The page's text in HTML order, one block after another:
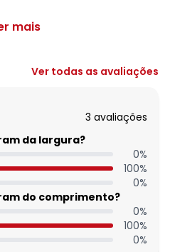
Bege em Sintético
ultraconfort - Strass
mais
Ver todas as avaliações
3 avaliações
da largura?
0%
100%
0%
do comprimento?
0%
100%
0%